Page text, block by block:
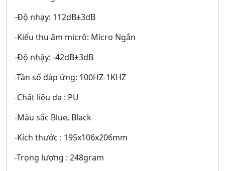
-Độ nhạy: 112dB±3dB
-Kiểu thu âm micrô: Micro Ngắn
-Độ nhậy: -42dB±3dB
-Tần số đáp ứng: 100HZ-1KHZ
-Chất liệu da : PU
-Màu sắc Blue, Black
-Kích thước : 195x106x206mm
-Trọng lượng : 248gram